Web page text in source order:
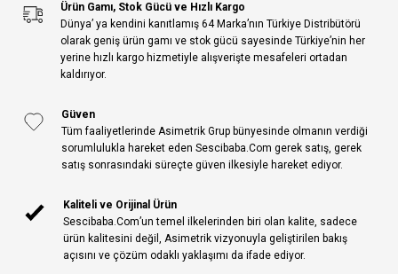
Ürün Gamı, Stok Gücü ve Hızlı Kargo
Dünya’ ya kendini kanıtlamış 64 Marka’nın Türkiye Distribütörü
olarak geniş ürün gamı ve stok gücü sayesinde Türkiye’nin her
yerine hızlı kargo hizmetiyle alışverişte mesafeleri ortadan
kaldırıyor.
Güven
Tüm faaliyetlerinde Asimetrik Grup bünyesinde olmanın verdiği
sorumlulukla hareket eden Sescibaba.Com gerek satış, gerek
satış sonrasındaki süreçte güven ilkesiyle hareket ediyor.
Kaliteli ve Orijinal Ürün
Sescibaba.Com’un temel ilkelerinden biri olan kalite, sadece
ürün kalitesini değil, Asimetrik vizyonuyla geliştirilen bakış
açısını ve çözüm odaklı yaklaşımı da ifade ediyor.